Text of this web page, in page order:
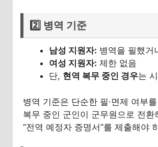
2️⃣ 병역 기준
남성 지원자: 병역을 필했거
여성 지원자: 제한 없음
단, 현역 복무 중인 경우는
병역 기준은 단순한 필·면제 여부
복무 중인 군인이 군무원으로 전환
“전역 예정자 증명서”를 제출해야